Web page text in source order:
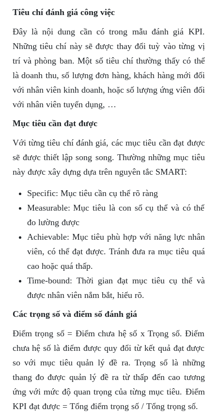
Tiêu chí đánh giá công việc
Đây là nội dung cần có trong mẫu đánh giá KPI.
Những tiêu chí này sẽ được thay đổi tuỳ vào từng vị
trí và phòng ban. Một số tiêu chí thường thấy có thể
là doanh thu, số lượng đơn hàng, khách hàng mới đối
với nhân viên kinh doanh, hoặc số lượng ứng viên đối
với nhân viên tuyển dụng, …
Mục tiêu cần đạt được
Với từng tiêu chí đánh giá, các mục tiêu cần đạt được
sẽ được thiết lập song song. Thường những mục tiêu
này được xây dựng dựa trên nguyên tắc SMART:
Specific: Mục tiêu cần cụ thể rõ ràng
Measurable: Mục tiêu là con số cụ thể và có thể
đo lường được
Achievable: Mục tiêu phù hợp với năng lực nhân
viên, có thể đạt được. Tránh đưa ra mục tiêu quá
cao hoặc quá thấp.
Time-bound: Thời gian đạt mục tiêu cụ thể và
được nhân viên nắm bắt, hiểu rõ.
Các trọng số và điểm số đánh giá
Điểm trọng số = Điểm chưa hệ số x Trọng số. Điểm
chưa hệ số là điểm được quy đổi từ kết quả đạt được
so với mục tiêu quản lý đề ra. Trọng số là những
thang đo được quản lý đề ra từ thấp đến cao tương
ứng với mức độ quan trọng của từng mục tiêu. Điểm
KPI đạt được = Tổng điểm trọng số / Tổng trọng số.